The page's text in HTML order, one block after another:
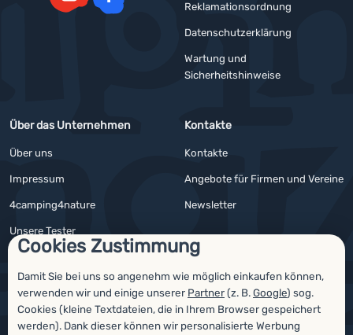
Cookies Zustimmung
Damit Sie bei uns so angenehm wie möglich einkaufen können,
verwenden wir und einige unserer Partner(z. B.Google) sog.
Cookies (kleine Textdateien, die in Ihrem Browser gespeichert
werden). Dank dieser können wir personalisierte Werbung
Reklamationsordnung
Datenschutzerklärung
Wartung und
Sicherheitshinweise
Über das Unternehmen
Über uns
Impressum
4camping4nature
Unsere Tester
Kontakte
Kontakte
Angebote für Firmen und Vereine
Newsletter
Auszeichnungen